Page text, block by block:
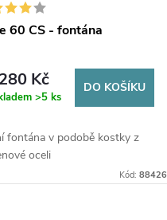
60 CS - fontána
Kč
>5 ks
DO KOŠÍKU
fontána v podobě kostky z
oceli
Kód:88426